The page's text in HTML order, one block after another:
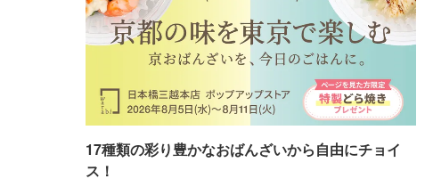
17種類の彩り豊かなおばんざいから自由にチョイ
ス！